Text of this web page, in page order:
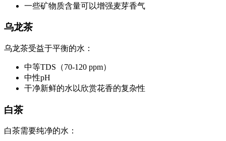
一些矿物质含量可以增强麦芽香气
乌龙茶
乌龙茶受益于平衡的水：
中等TDS（70-120 ppm）
中性pH
干净新鲜的水以欣赏花香的复杂性
白茶
白茶需要纯净的水：